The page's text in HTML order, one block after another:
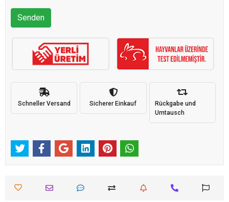
Senden
Schneller Versand Sicherer Einkauf
Rückgabe und
Umtausch